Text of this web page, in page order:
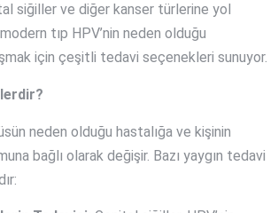
siğiller ve diğer kanser türlerine yol
tıp HPV’nin neden olduğu
için çeşitli tedavi seçenekleri sunuyor.
neden olduğu hastalığa ve kişinin
bağlı olarak değişir. Bazı yaygın tedavi